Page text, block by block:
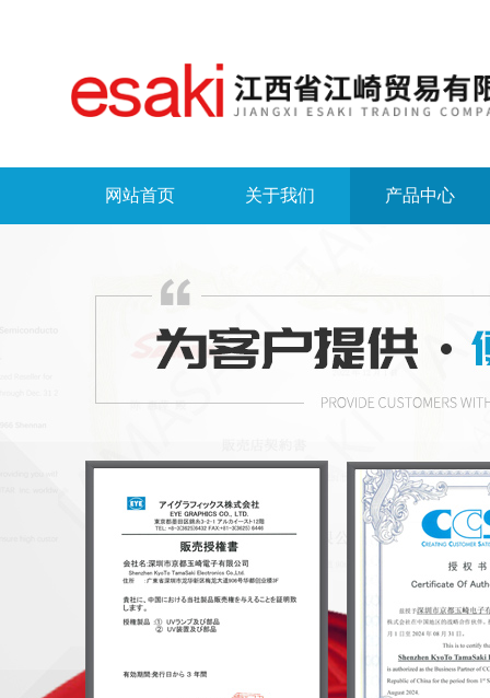
网站首页 关于我们 产品中心